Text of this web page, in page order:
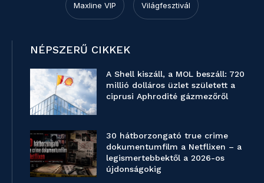
Maxline VIP Világfesztivál
NÉPSZERŰ CIKKEK
A Shell kiszáll, a MOL beszáll: 720
millió dolláros üzlet született a
ciprusi Aphrodité gázmezőről
30 hátborzongató true crime
dokumentumfilm a Netflixen – a
legismertebbektől a 2026-os
újdonságokig